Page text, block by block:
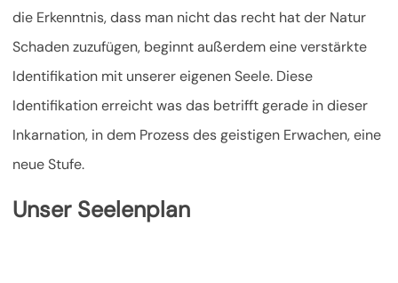
die Erkenntnis, dass man nicht das recht hat der Natur
Schaden zuzufügen, beginnt außerdem eine verstärkte
Identifikation mit unserer eigenen Seele. Diese
Identifikation erreicht was das betrifft gerade in dieser
Inkarnation, in dem Prozess des geistigen Erwachen, eine
neue Stufe.
Unser Seelenplan